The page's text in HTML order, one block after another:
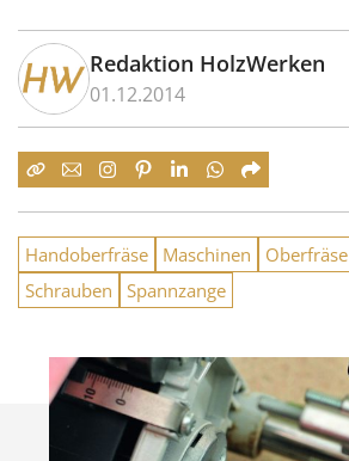
Redaktion HolzWerken
01.12.2014
Handoberfräse Maschinen Oberfräse
Schrauben
Spannzange